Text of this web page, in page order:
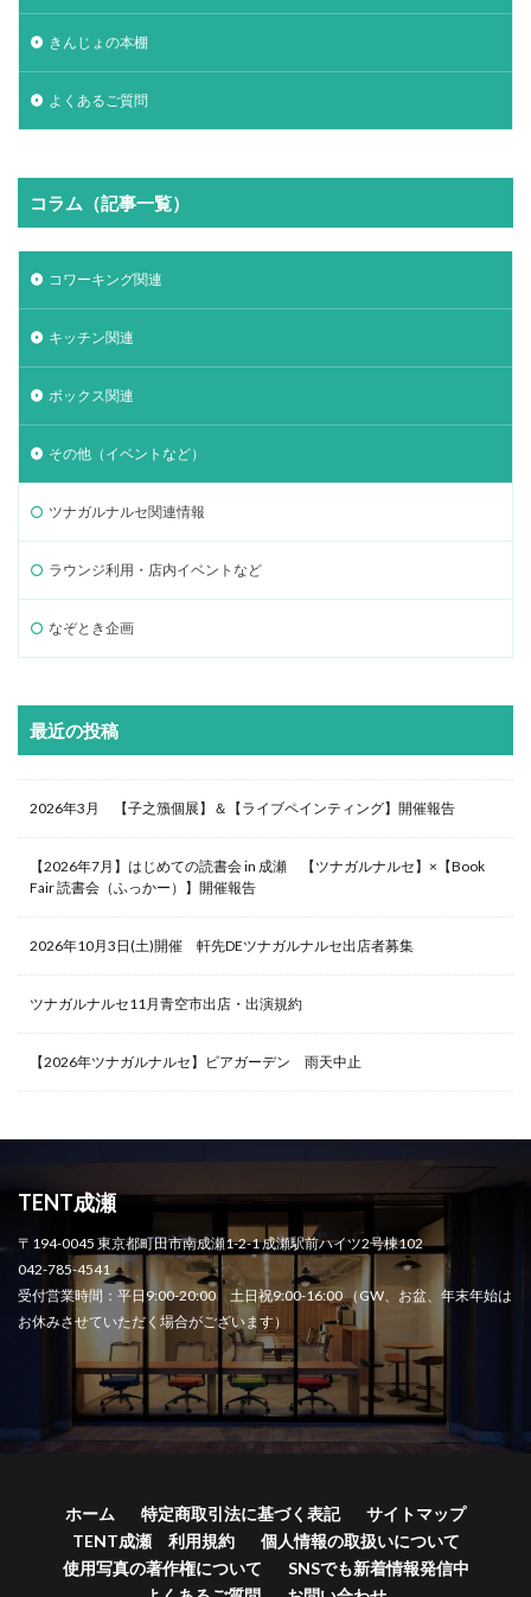
きんじょの本棚
よくあるご質問
コラム（記事一覧）
コワーキング関連
キッチン関連
ボックス関連
その他（イベントなど）
ツナガルナルセ関連情報
ラウンジ利用・店内イベントなど
なぞとき企画
最近の投稿
2026年3月 【子之籏個展】＆【ライブペインティング】開催報告
【2026年7月】はじめての読書会 in 成瀬 【ツナガルナルセ】×【Book
Fair 読書会（ふっかー）】開催報告
2026年10月3日(土)開催 軒先DEツナガルナルセ出店者募集
ツナガルナルセ11月青空市出店・出演規約
【2026年ツナガルナルセ】ビアガーデン 雨天中止
TENT成瀬
〒194-0045 東京都町田市南成瀬1-2-1 成瀬駅前ハイツ2号棟102
042-785-4541
受付営業時間：平日9:00-20:00 土日祝9:00-16:00 （GW、お盆、年末年始は
お休みさせていただく場合がございます）
ホーム 特定商取引法に基づく表記
サイトマップ
TENT成瀬 利用規約
個人情報の取扱いについて
使用写真の著作権について
SNSでも新着情報発信中